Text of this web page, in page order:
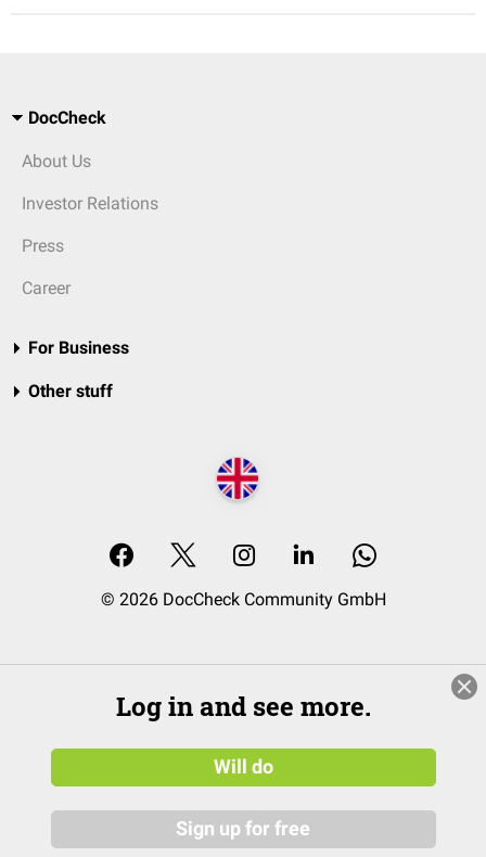
DocCheck
About Us
Investor Relations
Press
Career
For Business
Other stuff
© 2026 DocCheck Community GmbH
Log in and see more.
Will do
Sign up for free